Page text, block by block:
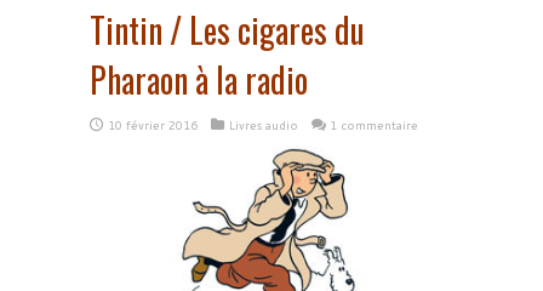
Tintin / Les cigares du
Pharaon à la radio
10 février 2016 Livres audio 1 commentaire